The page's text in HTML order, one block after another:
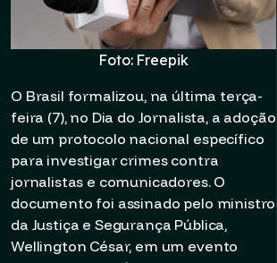
Foto: Freepik
O Brasil formalizou, na última terça-
feira (7), no Dia do Jornalista, a adoção
de um protocolo nacional específico
para investigar crimes contra
jornalistas e comunicadores. O
documento foi assinado pelo ministro
da Justiça e Segurança Pública,
Wellington César, em um evento